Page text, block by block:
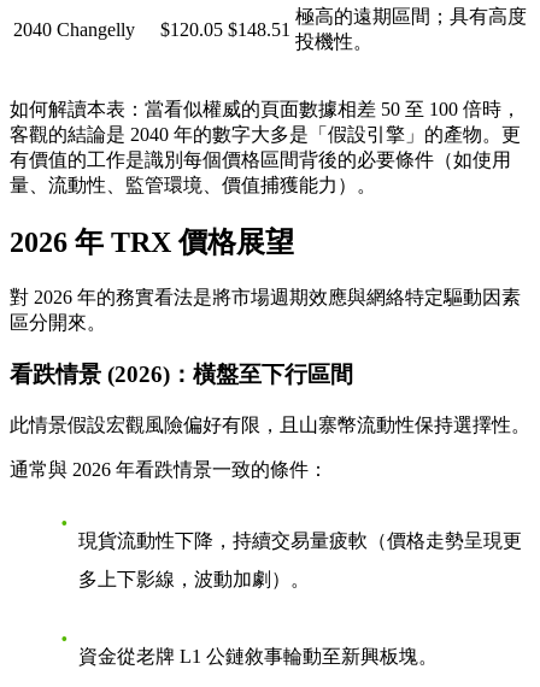
2040 Changelly $120.05 $148.51
極高的遠期區間；具有高度
投機性。
如何解讀本表 ：當看似權威的頁面數據相差 50 至 100 倍時，
客觀的結論是 2040 年的數字大多是「假設引擎」的產物。更
有價值的工作是識別每個價格區間背後的必要條件 （如使用
量、流動性、監管環境、價值捕獲能力）。
2026 年 TRX 價格展望
對 2026 年的務實看法是將市場週期效應與網絡特定驅動因素
區分開來。
看跌情景 (2026)：橫盤至下行區間
此情景假設宏觀風險偏好有限，且山寨幣流動性保持選擇性。
通常與 2026 年看跌情景一致的條件：
現貨流動性下降，持續交易量疲軟（價格走勢呈現更
多上下影線，波動加劇）。
資金從老牌 L1 公鏈敘事輪動至新興板塊。